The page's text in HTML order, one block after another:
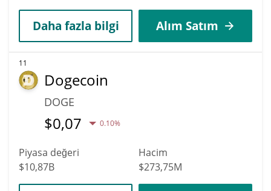
Daha fazla bilgi Alım Satım
11
Dogecoin
DOGE
$0,07 0.10%
Piyasa değeri
$10,87B
Hacim
$273,75M